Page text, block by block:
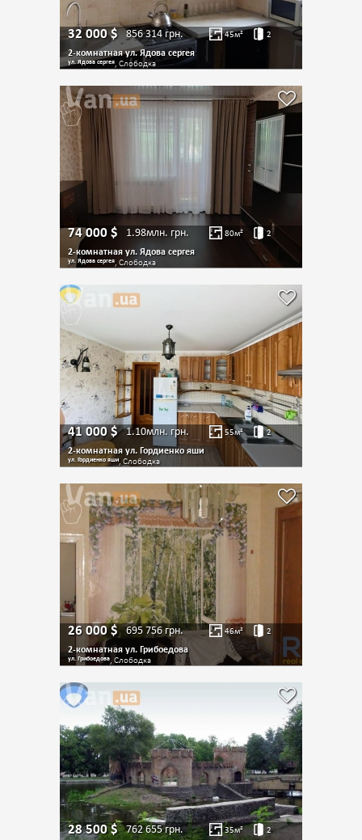
32 000$ 856 314грн. 45м² 2
2-комнатная ул. Ядова сергея
ул. Ядова сергея, Слободка
74 000 $ 1.98млн. грн. 80м² 2
2-комнатная ул. Ядова сергея
ул. Ядова сергея, Слободка
41 000$ 1.10млн. грн. 55м² 2
2-комнатная ул. Гордиенко яши
ул. Гордиенко яши, Слободка
26 000$ 695 756грн. 46м² 2
2-комнатная ул. Грибоедова
ул. Грибоедова, Слободка
28 500$ 762 655грн. 35м² 2